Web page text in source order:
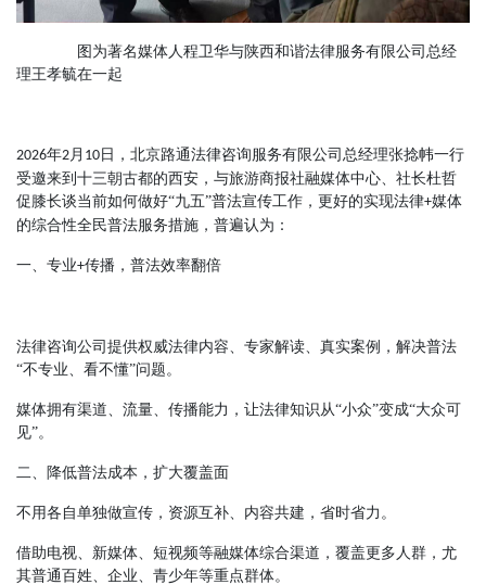
图为著名媒体人程卫华与陕西和谐法律服务有限公司总经
理王孝毓在一起
2026年2 月 10 日，北京路通法律咨询服务有限公司总经理张捻帏一行
受邀来到十三朝古都的西安，与旅游商报社融媒体中心、社长杜哲
促膝长谈当前如何做好“九五”普法宣传工作，更好的实现法律+媒体
的综合性全民普法服务措施，普遍认为：
一、专业+传播，普法效率翻倍
法律咨询公司提供权威法律内容、专家解读、真实案例，解决普法
“不专业、看不懂”问题。
媒体拥有渠道、流量、传播能力，让法律知识从“小众”变成“大众可
见”。
二、降低普法成本，扩大覆盖面
不用各自单独做宣传，资源互补、内容共建，省时省力。
借助电视、新媒体、短视频等融媒体综合渠道，覆盖更多人群，尤
其普通百姓、企业、青少年等重点群体。